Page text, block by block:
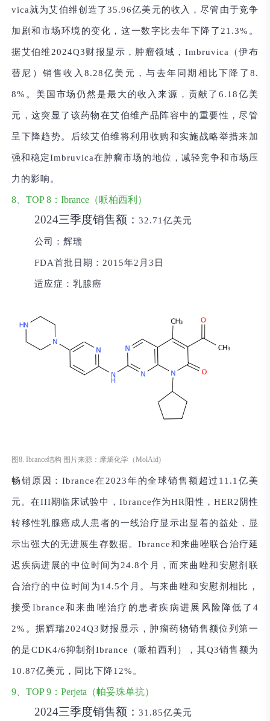
vica就为艾伯维创造了35.96亿美元的收入，尽管由于竞争
加剧和市场环境的变化，这一数字比去年下降了21.3%。
据艾伯维2024Q3财报显示，肿瘤领域，Imbruvica（伊布
替尼）销售收入8.28亿美元，与去年同期相比下降了8.
8%。美国市场仍然是最大的收入来源，贡献了6.18亿美
元，这突显了该药物在艾伯维产品阵容中的重要性，尽管
呈下降趋势。后续艾伯维将利用收购和实施战略举措来加
强和稳定Imbruvica在肿瘤市场的地位，减轻竞争和市场压
力的影响。
8、TOP 8：Ibrance（哌柏西利）
2024三季度销售额：32.71亿美元
公司：辉瑞
FDA首批日期： 2015年2月3日
适应症：乳腺癌
图8. Ibrance结构 图片来源：摩熵化学（MolAid)
畅销原因：Ibrance在2023年的全球销售额超过11.1亿美
元。在III期临床试验中，Ibrance作为HR阳性，HER2阴性
转移性乳腺癌成人患者的一线治疗显示出显着的益处，显
示出强大的无进展生存数据。Ibrance和来曲唑联合治疗延
迟疾病进展的中位时间为24.8个月，而来曲唑和安慰剂联
合治疗的中位时间为14.5个月。与来曲唑和安慰剂相比，
接受Ibrance和来曲唑治疗的患者疾病进展风险降低了4
2%。据辉瑞2024Q3财报显示，肿瘤药物销售额位列第一
的是CDK4/6抑制剂Ibrance（哌柏西利），其Q3销售额为
10.87亿美元，同比下降12%。
9、TOP 9：Perjeta（帕妥珠单抗）
2024三季度销售额：31.85亿美元